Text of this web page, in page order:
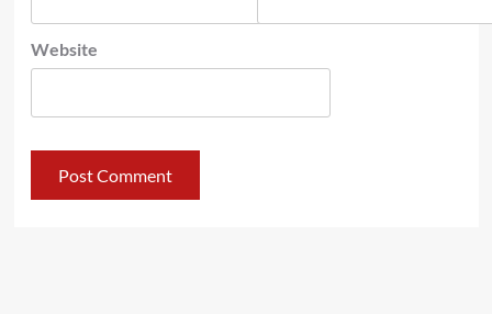
Website